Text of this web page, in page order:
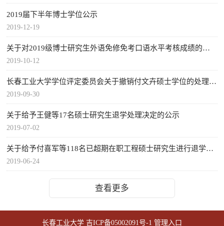
2019届下半年博士学位公示
2019-12-19
关于对2019级博士研究生外语免修免考口语水平考核成绩的公示
2019-10-12
长春工业大学学位评定委员会关于撤销付文卉硕士学位的处理决...
2019-09-30
关于给予王健等17名硕士研究生退学处理决定的公示
2019-07-02
关于给予付喜军等118名已超期在职工程硕士研究生进行退学处理...
2019-06-24
查看更多
长春工业大学 吉ICP备05002091号-1 管理入口